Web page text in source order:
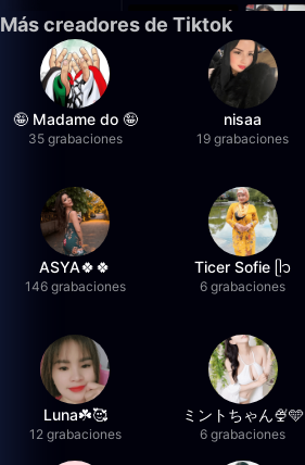
Más creadores de Tiktok
🤪 Madame do 🤪
35 grabaciones
nisaa
19 grabaciones
ASYA🍀🍀
146 grabaciones
Ticer Sofie ᥫ᭡
6 grabaciones
Luna☘️🥰
12 grabaciones
ミントちゃん🍨🩵
6 grabaciones